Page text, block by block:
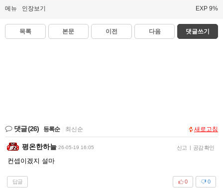
메뉴 인장보기 EXP 9%
목록 본문 이전 다음 댓글쓰기
댓글(26) 등록순 최신순 새로고침
평온한하늘 26-05-19 16:05 신고 | 공감 확인
컨셉이겠지 설마
답글 0
0